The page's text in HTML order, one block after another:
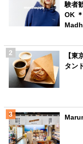
験者
OK
【東
タン